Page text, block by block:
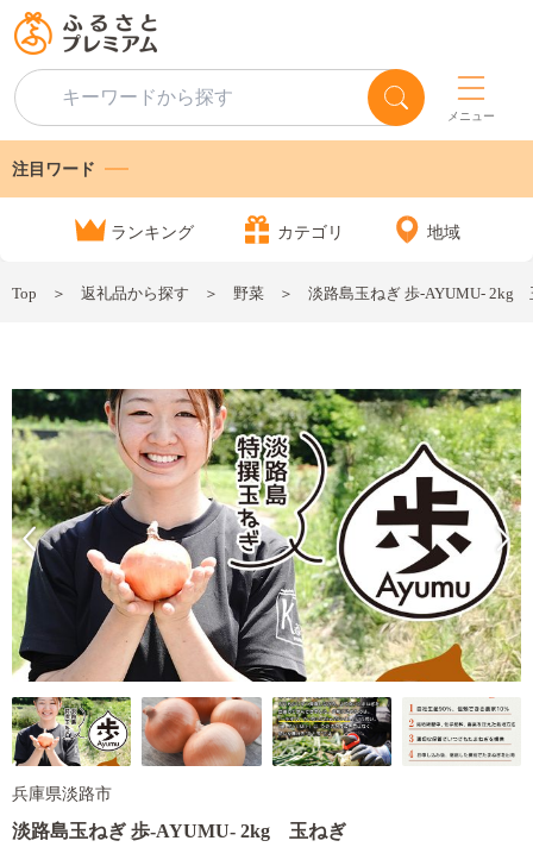
メニュー
注目ワード
ランキング カテゴリ 地域
Top 返礼品から探す 野菜 淡路島玉ねぎ 歩-AYUMU- 2kg
兵庫県淡路市
淡路島玉ねぎ 歩-AYUMU- 2kg 玉ねぎ